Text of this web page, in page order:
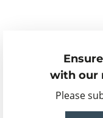
with our
Please